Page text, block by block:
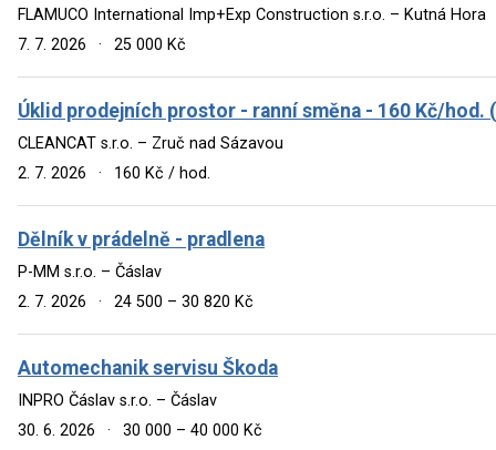
FLAMUCO International Imp+Exp Construction s.r.o. – Kutná Hora
7. 7. 2026
· 25 000 Kč
Úklid prodejních prostor - ranní směna - 160 Kč/hod.
CLEANCAT s.r.o. – Zruč nad Sázavou
2. 7. 2026
· 160 Kč / hod.
Dělník v prádelně - pradlena
P-MM s.r.o. – Čáslav
2. 7. 2026
· 24 500 – 30 820 Kč
Automechanik servisu Škoda
INPRO Čáslav s.r.o. – Čáslav
30. 6. 2026
· 30 000 – 40 000 Kč